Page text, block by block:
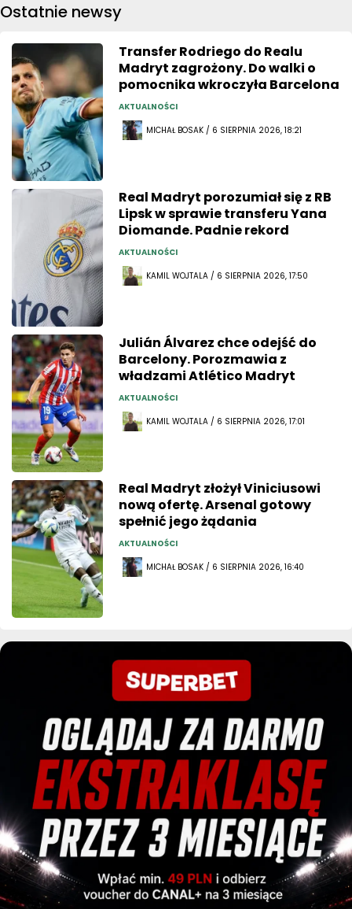
Ostatnie newsy
Transfer Rodriego do Realu
Madryt zagrożony. Do walki o
pomocnika wkroczyła Barcelona
AKTUALNOŚCI
MICHAŁ BOSAK / 6 SIERPNIA 2026, 18:21
Real Madryt porozumiał się z RB
Lipsk w sprawie transferu Yana
Diomande. Padnie rekord
AKTUALNOŚCI
KAMIL WOJTALA / 6 SIERPNIA 2026, 17:50
Julián Álvarez chce odejść do
Barcelony. Porozmawia z
władzami Atlético Madryt
AKTUALNOŚCI
KAMIL WOJTALA / 6 SIERPNIA 2026, 17:01
Real Madryt złożył Viniciusowi
nową ofertę. Arsenal gotowy
spełnić jego żądania
AKTUALNOŚCI
MICHAŁ BOSAK / 6 SIERPNIA 2026, 16:40